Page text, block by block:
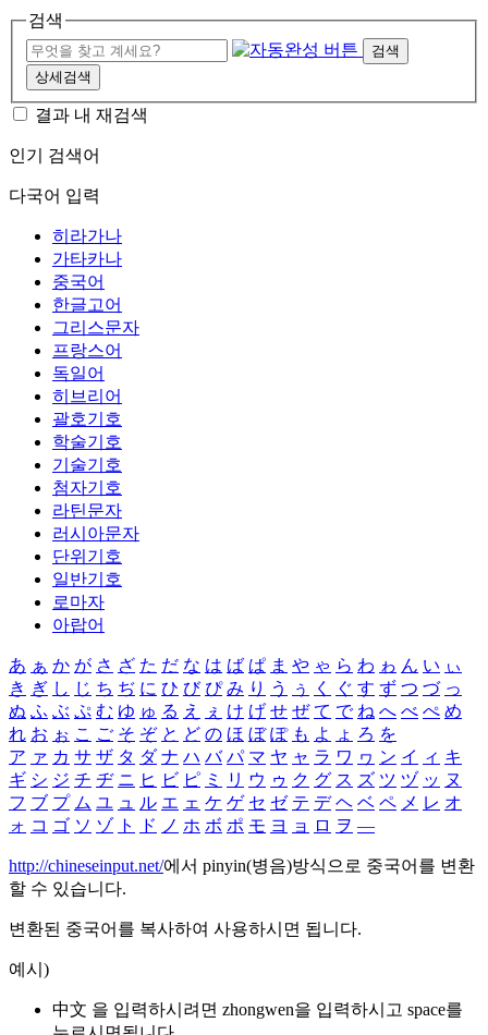
검색
검색
상세검색
결과 내 재검색
인기 검색어
다국어 입력
히라가나
가타카나
중국어
한글고어
그리스문자
프랑스어
독일어
히브리어
괄호기호
학술기호
기술기호
첨자기호
라틴문자
러시아문자
단위기호
일반기호
로마자
아랍어
あ ぁ か が さ ざ た だ な は ば ぱ ま や ゃ ら わ ゎ ん い ぃ
き ぎ し じ ち ぢ に ひ び ぴ み り う ぅ く ぐ す ず つ づ っ
ぬ ふ ぶ ぷ む ゆ ゅ る え ぇ け げ せ ぜ て で ね へ べ ぺ め
れ お ぉ こ ご そ ぞ と ど の ほ ぼ ぽ も よ ょ ろ を
ア ァ カ サ ザ タ ダ ナ ハ バ パ マ ヤ ャ ラ ワ ヮ ン イ ィ キ
ギ シ ジ チ ヂ ニ ヒ ビ ピ ミ リ ウ ゥ ク グ ス ズ ツ ヅ ッ ヌ
フ ブ プ ム ユ ュ ル エ ェ ケ ゲ セ ゼ テ デ ヘ ベ ペ メ レ オ
ォ コ ゴ ソ ゾ ト ド ノ ホ ボ ポ モ ヨ ョ ロ ヲ ―
http://chineseinput.net/에서 pinyin(병음)방식으로 중국어를 변환
할 수 있습니다.
변환된 중국어를 복사하여 사용하시면 됩니다.
예시)
中文 을 입력하시려면 zhongwen을 입력하시고 space를